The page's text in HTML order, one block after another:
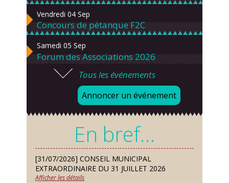
Vendredi 04 Sep
Concours de pétanque F2C
Samedi 05 Sep
Forum des Associations 2026
Lundi 07 Sep
Danses solo et en couple – cours
d’essai gratuit
Mardi 08 Sep
Chorale À travers chants
Samedi 12 Sep
Défi de pêche aux leurres (concept
lure house)
Tous les événements
Annoncer un événement
En bref…
[31/07/2026] CONSEIL MUNICIPAL
EXTRAORDINAIRE DU 31 JUILLET 2026
Afficher les détails